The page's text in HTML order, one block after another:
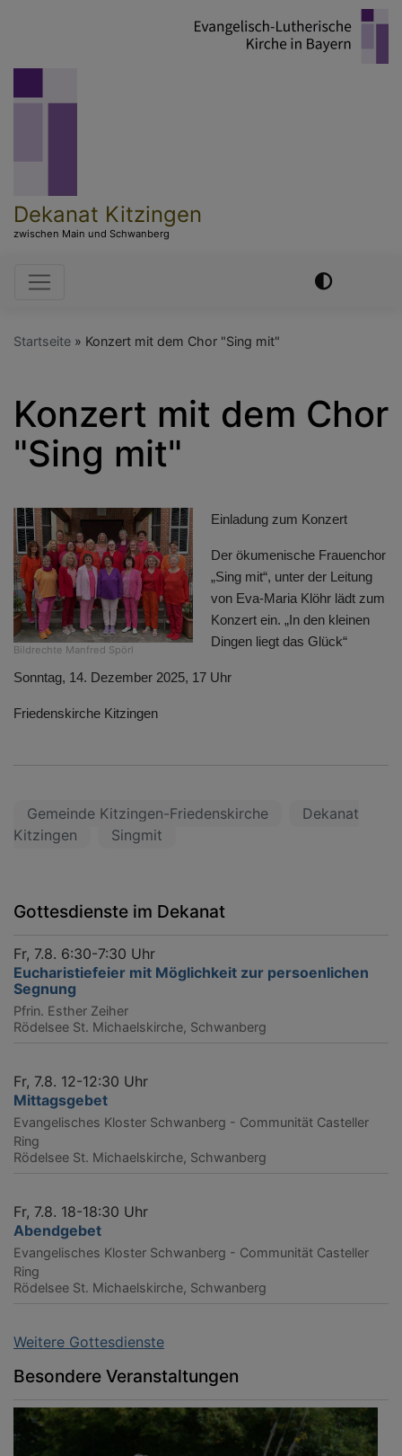
Dekanat Kitzingen
zwischen Main und Schwanberg
Hauptnavigation
Startseite Konzert mit dem Chor "Sing mit"
Konzert mit dem Chor
"Sing mit"
Bildrechte Manfred Spörl
Einladung zum Konzert
Der ökumenische Frauenchor
„Sing mit“, unter der Leitung
von Eva-Maria Klöhr lädt zum
Konzert ein. „In den kleinen
Dingen liegt das Glück“
Sonntag, 14. Dezember 2025, 17 Uhr
Friedenskirche Kitzingen
Gemeinde Kitzingen-Friedenskirche
Dekanat
Kitzingen
Singmit
Gottesdienste im Dekanat
Fr, 7.8. 6:30-7:30 Uhr
Eucharistiefeier mit Möglichkeit zur persoenlichen
Segnung
Pfrin. Esther Zeiher
Rödelsee St. Michaelskirche, Schwanberg
Fr, 7.8. 12-12:30 Uhr
Mittagsgebet
Evangelisches Kloster Schwanberg - Communität Casteller
Ring
Rödelsee St. Michaelskirche, Schwanberg
Fr, 7.8. 18-18:30 Uhr
Abendgebet
Evangelisches Kloster Schwanberg - Communität Casteller
Ring
Rödelsee St. Michaelskirche, Schwanberg
Weitere Gottesdienste
Besondere Veranstaltungen